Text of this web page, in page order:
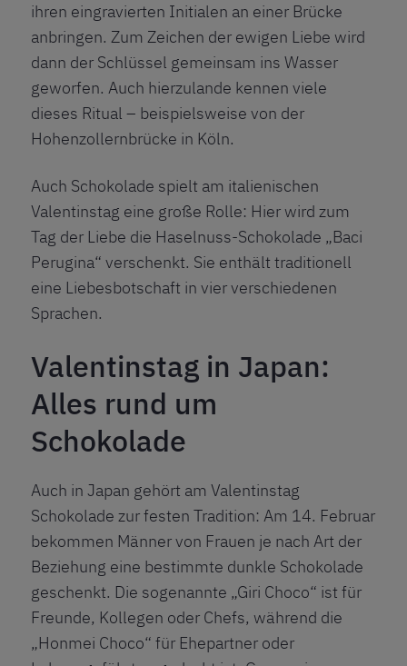
ihren eingravierten Initialen an einer Brücke
anbringen. Zum Zeichen der ewigen Liebe wird
dann der Schlüssel gemeinsam ins Wasser
geworfen. Auch hierzulande kennen viele
dieses Ritual – beispielsweise von der
Hohenzollernbrücke in Köln.
Auch Schokolade spielt am italienischen
Valentinstag eine große Rolle: Hier wird zum
Tag der Liebe die Haselnuss-Schokolade „Baci
Perugina“ verschenkt. Sie enthält traditionell
eine Liebesbotschaft in vier verschiedenen
Sprachen.
Valentinstag in Japan:
Alles rund um
Schokolade
Auch in Japan gehört am Valentinstag
Schokolade zur festen Tradition: Am 14. Februar
bekommen Männer von Frauen je nach Art der
Beziehung eine bestimmte dunkle Schokolade
geschenkt. Die sogenannte „Giri Choco“ ist für
Freunde, Kollegen oder Chefs, während die
„Honmei Choco“ für Ehepartner oder